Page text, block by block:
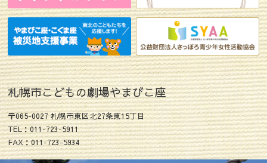
札幌市こどもの劇場やまびこ座
〒065-0027 札幌市東区北27条東15丁目
TEL：011-723-5911
FAX：011-723-5934